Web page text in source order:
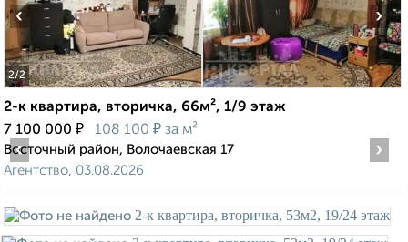
2/2
‹ ›
2-к квартира, вторичка, 66м², 1/9 этаж
7 100 000 ₽ 108 100 ₽ за м²
Восточный район, Волочаевская 17
Агентство, 03.08.2026
‹ ›